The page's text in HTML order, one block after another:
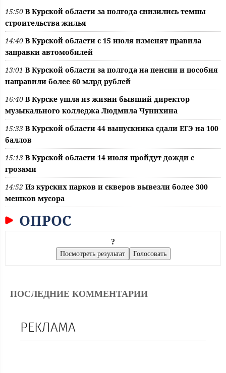
15:50 В Курской области за полгода снизились темпы
строительства жилья
14:40 В Курской области с 15 июля изменят правила
заправки автомобилей
13:01 В Курской области за полгода на пенсии и пособия
направили более 60 млрд рублей
16:40 В Курске ушла из жизни бывший директор
музыкального колледжа Людмила Чунихина
15:33 В Курской области 44 выпускника сдали ЕГЭ на 100
баллов
15:13 В Курской области 14 июля пройдут дожди с
грозами
14:52 Из курских парков и скверов вывезли более 300
мешков мусора
ОПРОС
?
ПОСЛЕДНИЕ КОММЕНТАРИИ
РЕКЛАМА